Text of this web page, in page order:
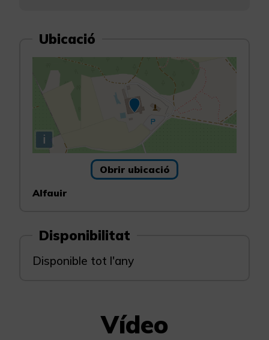
Ubicació
i
Obrir ubicació
Alfauir
Disponibilitat
Disponible tot l'any
Vídeo